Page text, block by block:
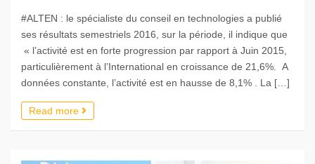
#ALTEN : le spécialiste du conseil en technologies a publié
ses résultats semestriels 2016, sur la période, il indique que
« l’activité est en forte progression par rapport à Juin 2015,
particulièrement à l’International en croissance de 21,6%. A
données constante, l’activité est en hausse de 8,1% . La […]
Read more